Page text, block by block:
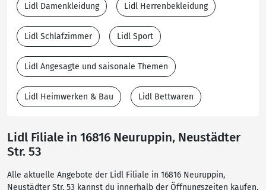
Lidl Damenkleidung Lidl Herrenbekleidung
Lidl Schlafzimmer Lidl Sport
Lidl Angesagte und saisonale Themen
Lidl Heimwerken & Bau Lidl Bettwaren
Lidl Filiale in 16816 Neuruppin, Neustädter
Str. 53
Alle aktuelle Angebote der Lidl Filiale in 16816 Neuruppin,
Neustädter Str. 53 kannst du innerhalb der Öffnungszeiten kaufen.